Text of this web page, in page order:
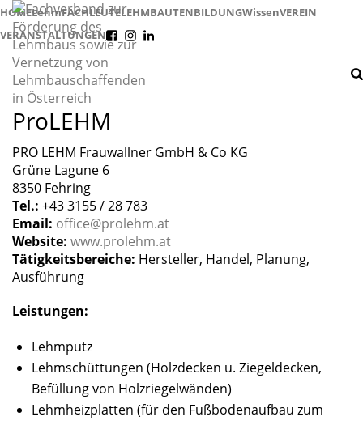
HOMELehmFACHLEUTELEHMBAUTENBILDUNGWissenVEREIN
VERANSTALTUNGEN
ProLEHM
PRO LEHM Frauwallner GmbH & Co KG
Grüne Lagune 6
8350 Fehring
Tel.: +43 3155 / 28 783
Email: office@prolehm.at
Website: www.prolehm.at
Tätigkeitsbereiche: Hersteller, Handel, Planung,
Ausführung
Leistungen:
Lehmputz
Lehmschüttungen (Holzdecken u. Ziegeldecken,
Befüllung von Holzriegelwänden)
Lehmheizplatten (für den Fußbodenaufbau zum